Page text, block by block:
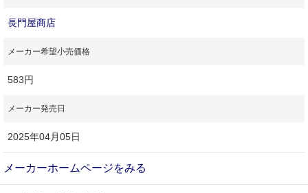
長門屋商店
メーカー希望小売価格
583円
メーカー発売日
2025年04月05日
メーカーホームページをみる